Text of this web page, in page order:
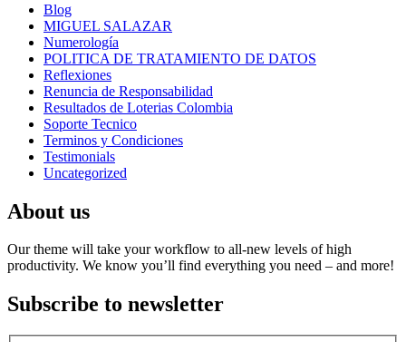
Blog
MIGUEL SALAZAR
Numerología
POLITICA DE TRATAMIENTO DE DATOS
Reflexiones
Renuncia de Responsabilidad
Resultados de Loterias Colombia
Soporte Tecnico
Terminos y Condiciones
Testimonials
Uncategorized
About us
Our theme will take your workflow to all-new levels of high
productivity. We know you’ll find everything you need – and more!
Subscribe to newsletter